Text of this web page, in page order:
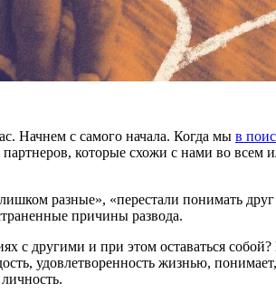
Начнем с самого начала. Когда мы в
которые схожи с нами во
разные», «перестали понимать
причины развода.
другими и при этом оставаться
удовлетворенность жизнью,